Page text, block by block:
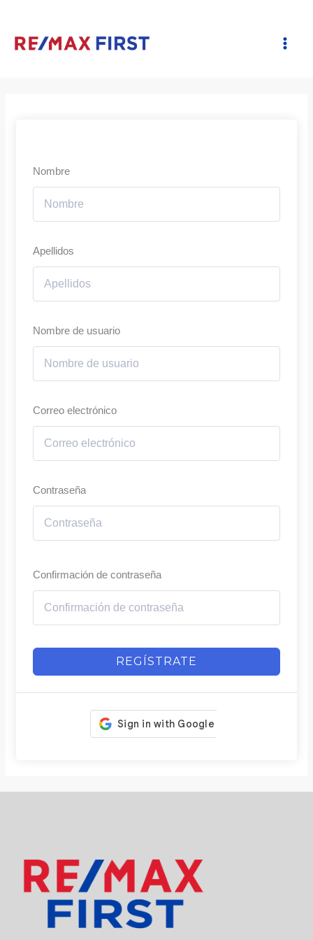
contenido
Nombre
Apellidos
Nombre de usuario
Correo electrónico
Contraseña
Confirmación de contraseña
REGÍSTRATE